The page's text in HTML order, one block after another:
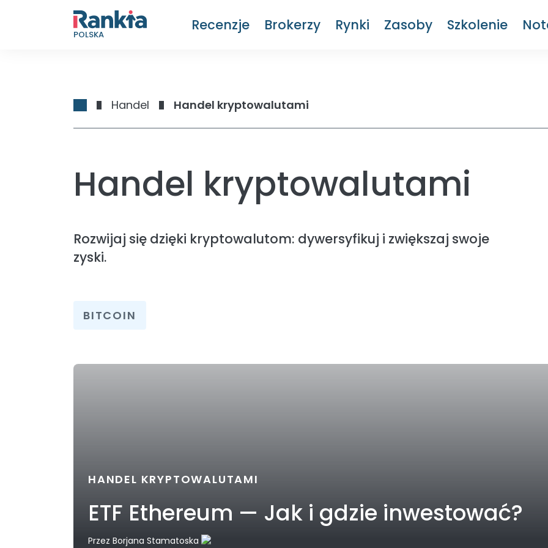
POLSKA
Recenzje Brokerzy Rynki Zasoby Szkolenie
Handel Handel kryptowalutami
Handel kryptowalutami
Rozwijaj się dzięki kryptowalutom: dywersyfikuj i zwiększaj swoje
zyski.
BITCOIN
HANDEL KRYPTOWALUTAMI
ETF Ethereum — Jak i gdzie inwestować?
Przez Borjana Stamatoska